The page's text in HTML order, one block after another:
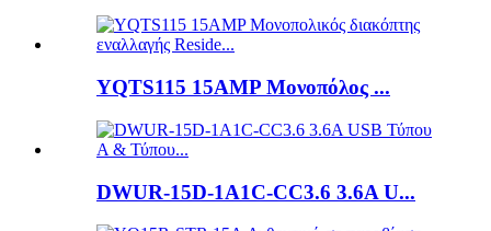
YQTS115 15AMP Μονοπόλος ...
DWUR-15D-1A1C-CC3.6 3.6A U...